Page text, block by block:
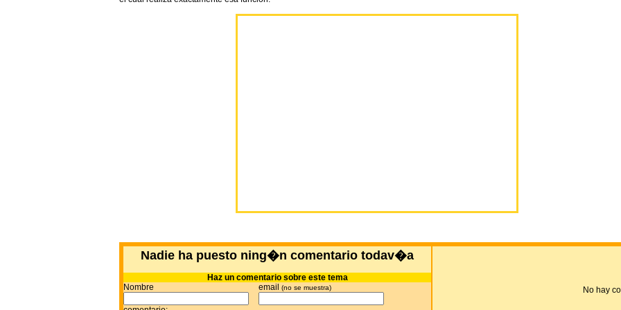
Nadie ha puesto ning�n comentario todav�a
Haz un comentario sobre este tema
Nombre
email (no se muestra) No hay